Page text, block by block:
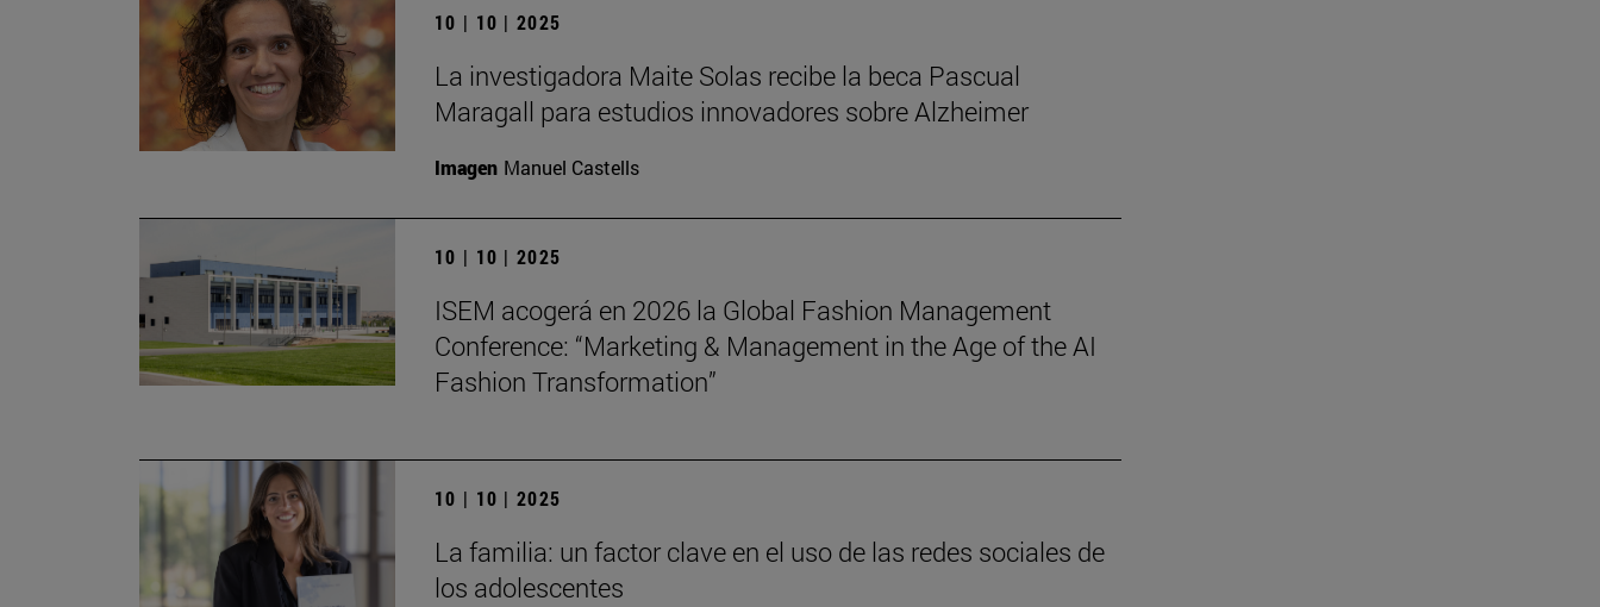
10 | 10 | 2025
La investigadora Maite Solas recibe la beca Pascual
Maragall para estudios innovadores sobre Alzheimer
Imagen Manuel Castells
10 | 10 | 2025
ISEM acogerá en 2026 la Global Fashion Management
Conference: “Marketing & Management in the Age of the AI
Fashion Transformation”
10 | 10 | 2025
La familia: un factor clave en el uso de las redes sociales de
los adolescentes